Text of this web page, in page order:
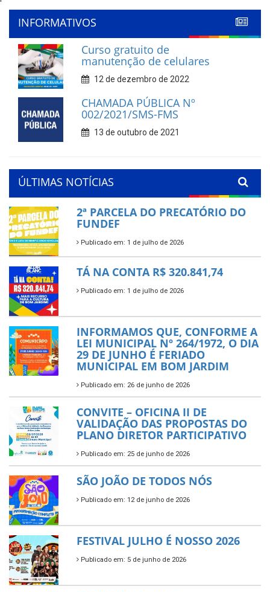
'
INFORMATIVOS
Curso gratuito de
manutenção de celulares
12 de dezembro de 2022
CHAMADA PÚBLICA Nº
002/2021/SMS-FMS
13 de outubro de 2021
ÚLTIMAS NOTÍCIAS
2ª PARCELA DO PRECATÓRIO DO
FUNDEF
Publicado em: 1 de julho de 2026
TÁ NA CONTA R$ 320.841,74
Publicado em: 1 de julho de 2026
INFORMAMOS QUE, CONFORME A
LEI MUNICIPAL Nº 264/1972, O DIA
29 DE JUNHO É FERIADO
MUNICIPAL EM BOM JARDIM
Publicado em: 26 de junho de 2026
CONVITE – OFICINA II DE
VALIDAÇÃO DAS PROPOSTAS DO
PLANO DIRETOR PARTICIPATIVO
Publicado em: 25 de junho de 2026
SÃO JOÃO DE TODOS NÓS
Publicado em: 12 de junho de 2026
FESTIVAL JULHO É NOSSO 2026
Publicado em: 5 de junho de 2026